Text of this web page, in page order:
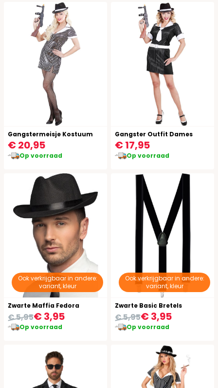
Gangstermeisje Kostuum
€ 20,95
Op voorraad
Gangster Outfit Dames
€ 17,95
Op voorraad
Ook verkrijgbaar in andere:
variant, kleur
Zwarte Maffia Fedora
€ 3,95
€ 5,95
Op voorraad
Ook verkrijgbaar in andere:
variant, kleur
Zwarte Basic Bretels
€ 3,95
€ 5,95
Op voorraad